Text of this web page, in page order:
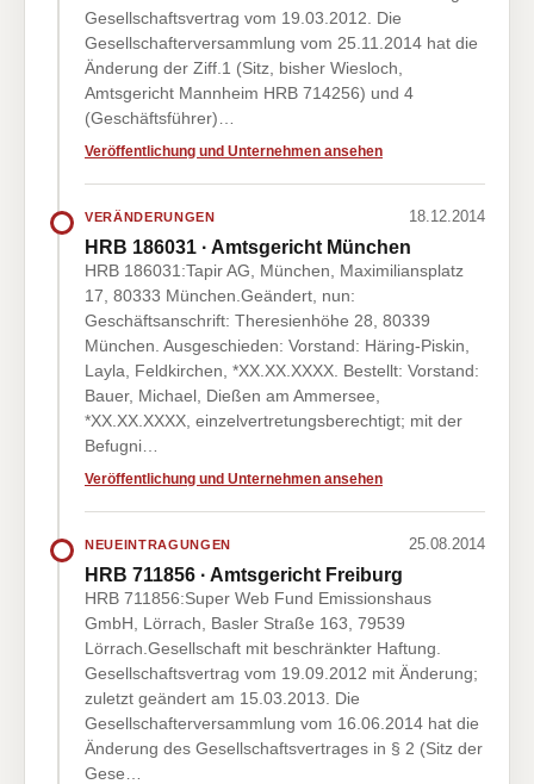
Gesellschaftsvertrag vom 19.03.2012. Die
Gesellschafterversammlung vom 25.11.2014 hat die
Änderung der Ziff.1 (Sitz, bisher Wiesloch,
Amtsgericht Mannheim HRB 714256) und 4
(Geschäftsführer)…
Veröffentlichung und Unternehmen ansehen
VERÄNDERUNGEN 18.12.2014
HRB 186031 · Amtsgericht München
HRB 186031:Tapir AG, München, Maximiliansplatz
17, 80333 München.Geändert, nun:
Geschäftsanschrift: Theresienhöhe 28, 80339
München. Ausgeschieden: Vorstand: Häring-Piskin,
Layla, Feldkirchen, *XX.XX.XXXX. Bestellt: Vorstand:
Bauer, Michael, Dießen am Ammersee,
*XX.XX.XXXX, einzelvertretungsberechtigt; mit der
Befugni…
Veröffentlichung und Unternehmen ansehen
NEUEINTRAGUNGEN 25.08.2014
HRB 711856 · Amtsgericht Freiburg
HRB 711856:Super Web Fund Emissionshaus
GmbH, Lörrach, Basler Straße 163, 79539
Lörrach.Gesellschaft mit beschränkter Haftung.
Gesellschaftsvertrag vom 19.09.2012 mit Änderung;
zuletzt geändert am 15.03.2013. Die
Gesellschafterversammlung vom 16.06.2014 hat die
Änderung des Gesellschaftsvertrages in § 2 (Sitz der
Gese…